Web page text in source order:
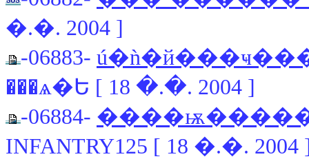
�.�. 2004 ]
-06883-
���ѧ�Ե [ 18 �.�. 2004 ]
-06884- ����ѭ�����
INFANTRY125 [ 18 �.�. 2004